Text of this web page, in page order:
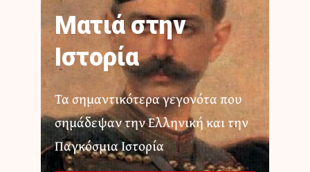
Ματιά στην
Ιστορία
Τα σημαντικότερα γεγονότα που
σημάδεψαν την Ελληνική και την
Παγκόσμια Ιστορία